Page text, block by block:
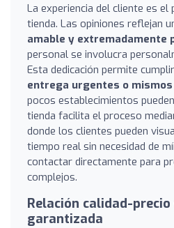
La experiencia del cliente es
tienda. Las opiniones reflejan
amable y extremadamente
personal se involucra
Esta dedicación permite
entrega urgentes o mismos
pocos establecimientos
tienda facilita el proceso
donde los clientes pueden
tiempo real sin necesidad de
contactar directamente para
complejos.
Relación calidad-
garantizada